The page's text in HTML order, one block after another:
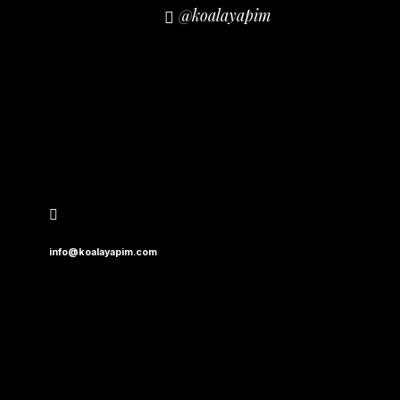
@koalayapim
info@koalayapim.com